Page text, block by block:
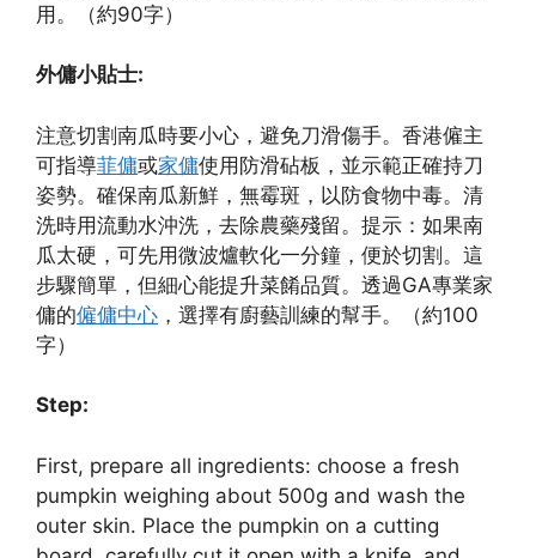
用。（約90字）
外傭小貼士:
注意切割南瓜時要小心，避免刀滑傷手。香港僱主
可指導菲傭或家傭使用防滑砧板，並示範正確持刀
姿勢。確保南瓜新鮮，無霉斑，以防食物中毒。清
洗時用流動水沖洗，去除農藥殘留。提示：如果南
瓜太硬，可先用微波爐軟化一分鐘，便於切割。這
步驟簡單，但細心能提升菜餚品質。透過GA專業家
傭的僱傭中心 ，選擇有廚藝訓練的幫手。（約100
字）
Step:
First, prepare all ingredients: choose a fresh
pumpkin weighing about 500g and wash the
outer skin. Place the pumpkin on a cutting